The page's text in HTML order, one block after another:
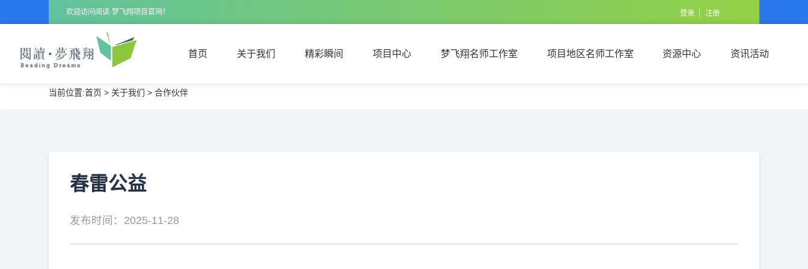
欢迎访问阅读·梦飞翔项目官网！ 登录 注册
首页 关于我们 精彩瞬间 项目中心 梦飞翔名师工作室 项目地区名师工作室 资源中心 资讯活动
当前位置:首页 > 关于我们 > 合作伙伴
春雷公益
发布时间：2025-11-28